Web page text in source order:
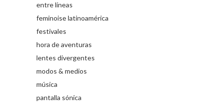
entre líneas
feminoise latinoamérica
festivales
hora de aventuras
lentes divergentes
modos & medios
música
pantalla sónica